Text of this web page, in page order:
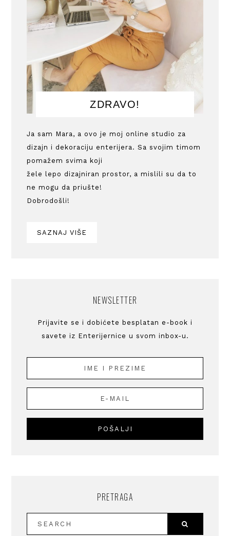
ZDRAVO!
Ja sam Mara, a ovo je moj online studio za
dizajn i dekoraciju enterijera. Sa svojim timom
pomažem svima koji
žele lepo dizajniran prostor, a mislili su da to
ne mogu da priušte!
Dobrodošli!
SAZNAJ VIŠE
NEWSLETTER
Prijavite se i dobićete besplatan e-book i
savete iz Enterijernice u svom inbox-u.
PRETRAGA